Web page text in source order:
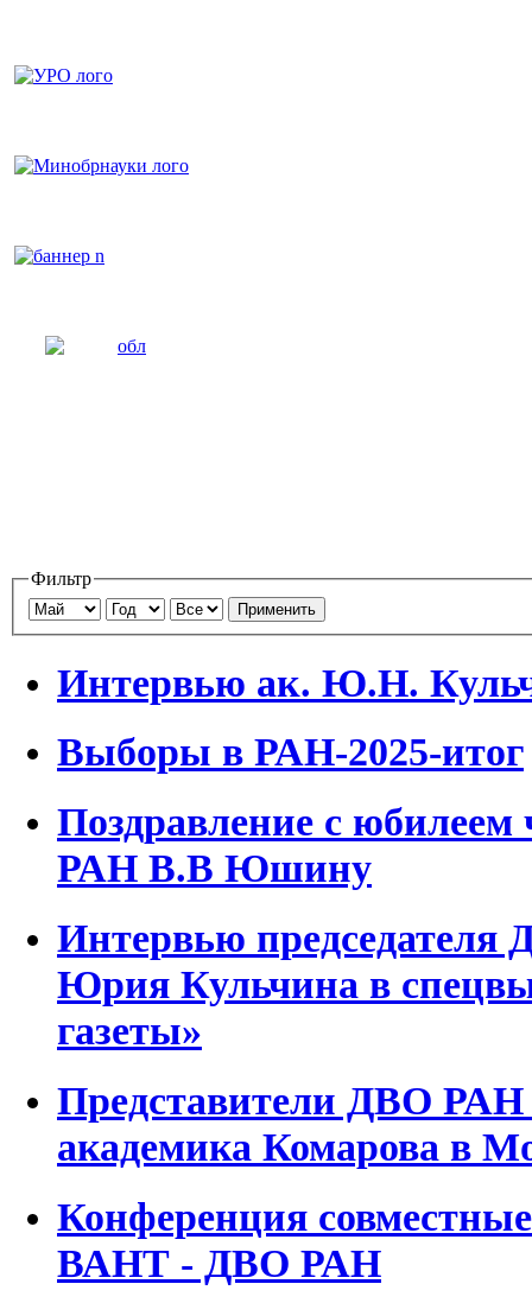
Фильтр
Применить
Интервью ак. Ю.Н.
Выборы в РАН-2025-итог
Поздравление с юбилеем
РАН В.В Юшину
Интервью
Юрия Кульчина в
газеты»
Представители ДВО РАН
академика Комарова в
Конференция
ВАНТ - ДВО РАН